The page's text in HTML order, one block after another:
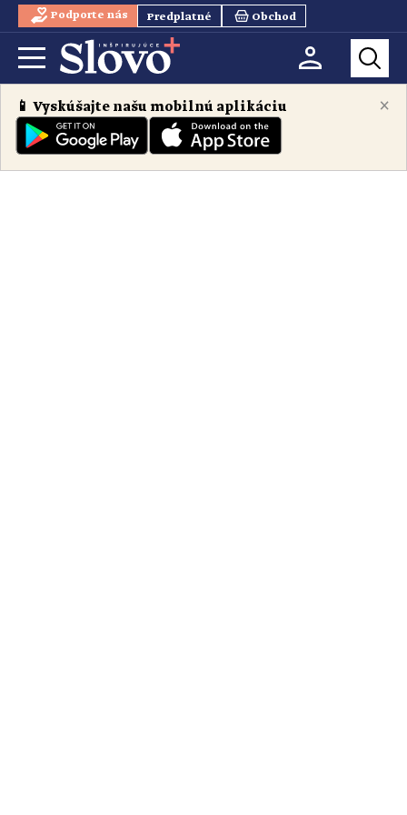
Podporte nás Predplatné Obchod
×
📱 Vyskúšajte našu mobilnú aplikáciu